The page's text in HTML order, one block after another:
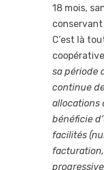
18 mois,
C’est là
sa période
continue
allocations
bénéficie
facilités